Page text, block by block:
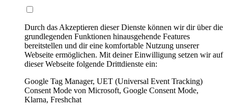
Durch das Akzeptieren dieser Dienste können wir dir über die
grundlegenden Funktionen hinausgehende Features
bereitstellen und dir eine komfortable Nutzung unserer
Webseite ermöglichen. Mit deiner Einwilligung setzen wir auf
dieser Webseite folgende Drittdienste ein:
Google Tag Manager, UET (Universal Event Tracking)
Consent Mode von Microsoft, Google Consent Mode,
Klarna, Freshchat